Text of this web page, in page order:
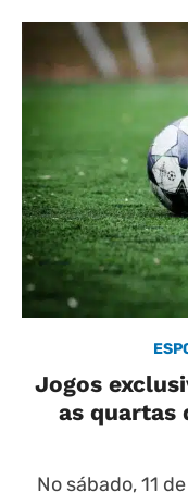
Jogos
as quartas
No sábado, 11